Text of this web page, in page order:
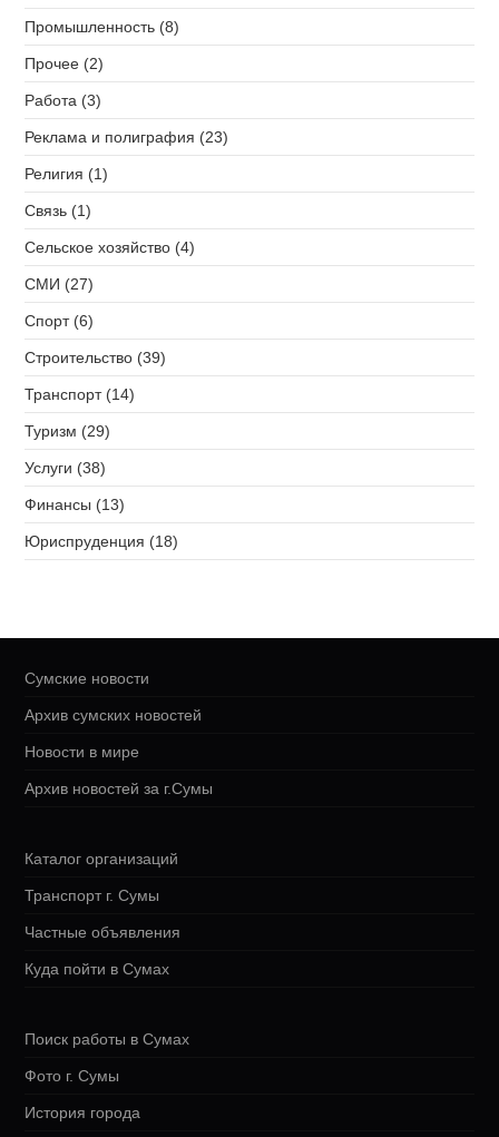
Промышленность (8)
Прочее (2)
Работа (3)
Реклама и полиграфия (23)
Религия (1)
Связь (1)
Сельское хозяйство (4)
СМИ (27)
Спорт (6)
Строительство (39)
Транспорт (14)
Туризм (29)
Услуги (38)
Финансы (13)
Юриспруденция (18)
Сумские новости
Архив сумских новостей
Новости в мире
Архив новостей за г.Сумы
Каталог организаций
Транспорт г. Сумы
Частные объявления
Куда пойти в Сумах
Поиск работы в Сумах
Фото г. Сумы
История города